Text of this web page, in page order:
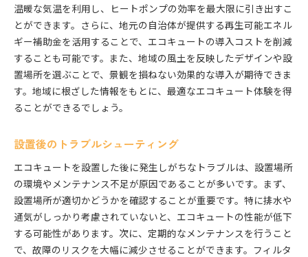
温暖な気温を利用し、ヒートポンプの効率を最大限に引き出すこ
とができます。さらに、地元の自治体が提供する再生可能エネル
ギー補助金を活用することで、エコキュートの導入コストを削減
することも可能です。また、地域の風土を反映したデザインや設
置場所を選ぶことで、景観を損ねない効果的な導入が期待できま
す。地域に根ざした情報をもとに、最適なエコキュート体験を得
ることができるでしょう。
設置後のトラブルシューティング
エコキュートを設置した後に発生しがちなトラブルは、設置場所
の環境やメンテナンス不足が原因であることが多いです。まず、
設置場所が適切かどうかを確認することが重要です。特に排水や
通気がしっかり考慮されていないと、エコキュートの性能が低下
する可能性があります。次に、定期的なメンテナンスを行うこと
で、故障のリスクを大幅に減少させることができます。フィルタ